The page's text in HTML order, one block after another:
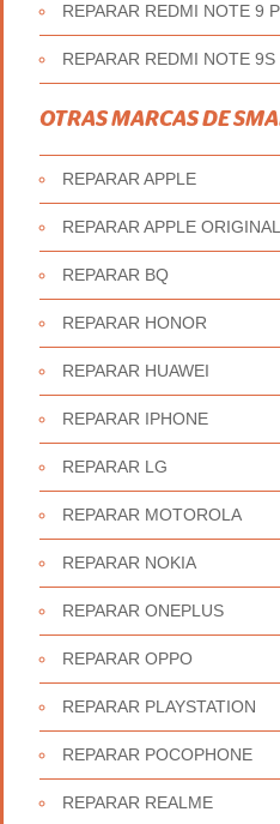
REPARAR REDMI NOTE 9
REPARAR REDMI NOTE 9S
OTRAS MARCAS DE
REPARAR APPLE
REPARAR APPLE ORIGINAL
REPARAR BQ
REPARAR HONOR
REPARAR HUAWEI
REPARAR IPHONE
REPARAR LG
REPARAR MOTOROLA
REPARAR NOKIA
REPARAR ONEPLUS
REPARAR OPPO
REPARAR PLAYSTATION
REPARAR POCOPHONE
REPARAR REALME